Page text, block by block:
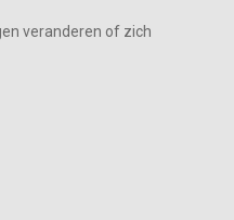
veranderen of zich